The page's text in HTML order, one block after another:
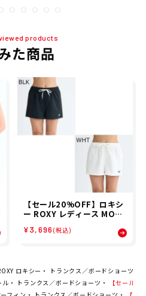
products
た商品
【セール20%OFF】ロキシ
ー ROXY レディース MORN
ドショーツ 水着 トランクス
¥3,696 (税込)
ロキシー トランクス／ボードショーツ
ル トランクス／ボードショーツ
【セール